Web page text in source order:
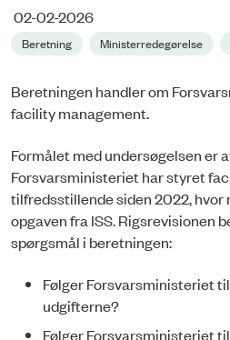
02-02-2026
Beretning Ministerredegørelse
Beretningen handler om
facility management.
Formålet med undersøgelsen er
Forsvarsministeriet har styret
tilfredsstillende siden 2022,
opgaven fra ISS. Rigsrevisionen
spørgsmål i beretningen:
Følger Forsvarsministeriet
udgifterne?
Følger Forsvarsministeriet